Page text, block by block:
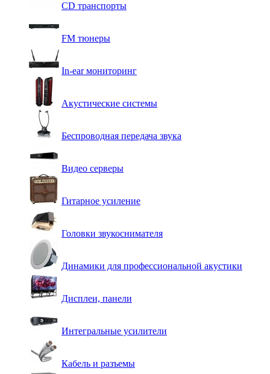
CD транспорты
FM тюнеры
In-ear мониторинг
Акустические системы
Беспроводная передача звука
Видео серверы
Гитарное усиление
Головки звукоснимателя
Динамики для профессиональной акустики
Дисплеи, панели
Интегральные усилители
Кабель и разъемы